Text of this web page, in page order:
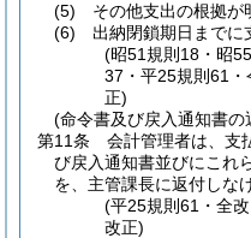
(5)
その他支出の根拠が
(6)
出納閉鎖期日までに
(昭51規則18・昭
37・平25規則61
正)
(命令書及び戻入通知書の
第11条
会計管理者は、支
び戻入通知書並びにこれ
を、主管課長に返付しな
(平25規則61・全
改正)